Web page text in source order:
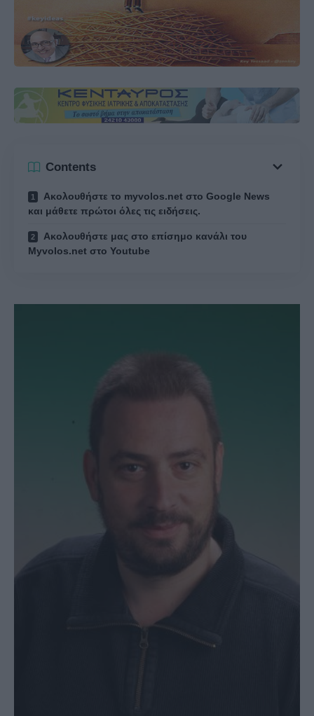
Contents
Ακολουθήστε το myvolos.net στο Google News
και μάθετε πρώτοι όλες τις ειδήσεις.
Ακολουθήστε μας στο επίσημο κανάλι του
Myvolos.net στο Youtube